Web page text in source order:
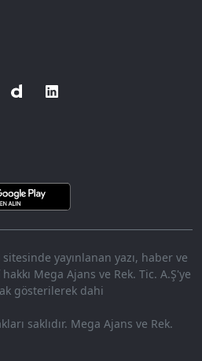
yayınlanan yazı, haber ve
Mega Ajans ve Rek. Tic. A.Ş'ye
gösterilerek dahi
saklıdır. Mega Ajans ve Rek.